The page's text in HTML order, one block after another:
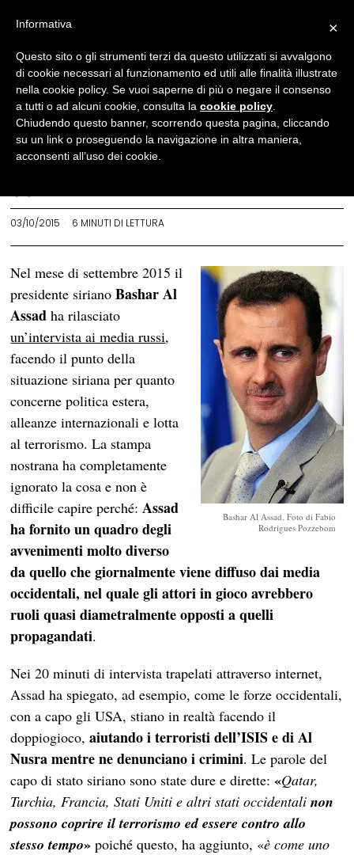
Politica
Cosa succede realmente in
Siria?
Assad lo spiega ai media
russi
03/10/2015 6 MINUTI DI LETTURA
Bashar Al Assad. Foto di Fabio
Rodrigues Pozzebom
Nel mese di settembre 2015 il
presidente sirianoBashar Al
Assad ha rilasciato
un’intervista ai media russi,
facendo il punto della
situazione siriana per quanto
concerne politica estera,
alleanze internazionali e lotta
al terrorismo. La stampa
nostrana ha completamente
ignorato la cosa e non è
difficile capire perché:Assad
ha fornito un quadro degli
avvenimenti molto diverso
da quello che giornalmente viene diffuso dai media
occidentali, nel quale gli attori in gioco avrebbero
ruoli quasi diametralmente opposti a quelli
propagandati.
Nei 20 minuti di intervista trapelati attraverso internet,
Assad ha spiegato, ad esempio, come le forze occidentali,
con a capo gli USA, stiano in realtà facendo il
doppiogioco,aiutando i terroristi dell’ISIS e di Al
Nusra mentre ne denunciano i crimini. Le parole del
capo di stato siriano sono state dure e dirette: «Qatar,
Turchia, Francia, Stati Uniti e altri stati occidentalinon
possono coprire il terrorismo ed essere contro allo
stesso tempo» poiché questo, ha aggiunto, «è come uno
×
Informativa
Questo sito o gli strumenti terzi da questo utilizzati si avvalgono
di cookie necessari al funzionamento ed utili alle finalità illustrate
nella cookie policy. Se vuoi saperne di più o negare il consenso
a tutti o ad alcuni cookie, consulta la cookie policy
Chiudendo questo banner, scorrendo questa pagina, cliccando
su un link o proseguendo la navigazione in altra maniera,
acconsenti all’uso dei cookie.